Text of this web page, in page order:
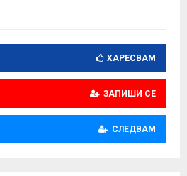
ХАРЕСВАМ
ЗАПИШИ СЕ
СЛЕДВАМ